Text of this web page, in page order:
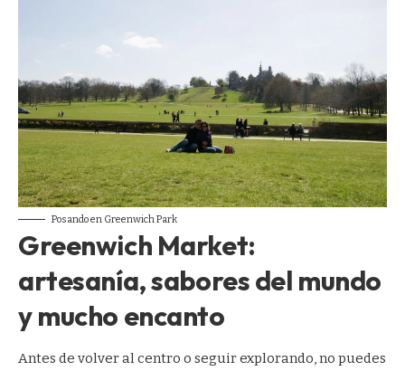
Posando en Greenwich Park
Greenwich Market:
artesanía, sabores del mundo
y mucho encanto
Antes de volver al centro o seguir explorando, no puedes